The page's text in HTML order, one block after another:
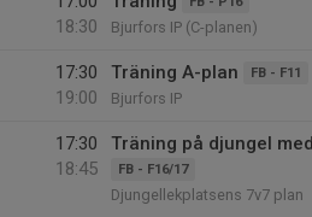
18:30
Bjurfors IP (C-planen)
17:30
19:00
Träning A-plan FB - F11
Bjurfors IP
17:30
18:45
Träning på djungel
FB - F16/17
Djungellekplatsens 7v7 plan